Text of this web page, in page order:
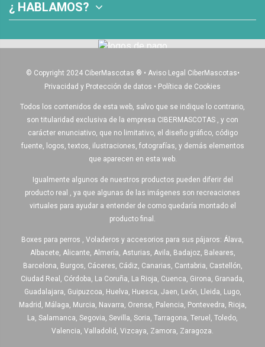
¿ HABLAMOS?
© Copyright 2024 CiberMascotas ® • Aviso Legal CiberMascotas•
Privacidad y Protección de datos • Política de Cookies
Todos los contenidos de esta web, salvo que se indique lo contrario,
son titularidad exclusiva de la empresa CIBERMASCOTAS , y con
carácter enunciativo, que no limitativo, el diseño gráfico, código
fuente, logos, textos, ilustraciones, fotografías, y demás elementos
que aparecen en esta web.
Igualmente algunos de nuestros productos pueden diferir del
producto real , ya que algunas de las imágenes son recreaciones
virtuales para ayudar a entender de como quedaría montado el
producto final.
Boxes para perros , Voladeros y accesorios para sus pájaros: Álava,
Albacete, Alicante, Almería, Asturias, Avila, Badajoz, Baleares,
Barcelona, Burgos, Cáceres, Cádiz, Canarias, Cantabria, Castellón,
Ciudad Real, Córdoba, La Coruña, La Rioja, Cuenca, Girona, Granada,
Guadalajara, Guipuzcoa, Huelva, Huesca, Jaen, León, Lleida, Lugo,
Madrid, Málaga, Murcia, Navarra, Orense, Palencia, Pontevedra, Rioja,
La, Salamanca, Segovia, Sevilla, Soria, Tarragona, Teruel, Toledo,
Valencia, Valladolid, Vizcaya, Zamora, Zaragoza.